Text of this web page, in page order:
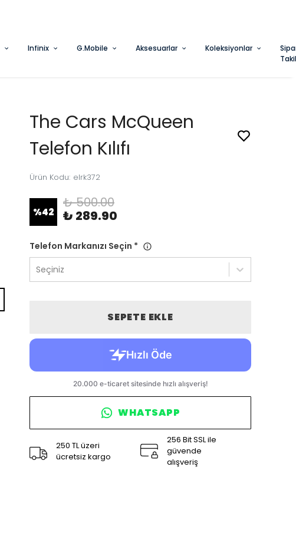
Infinix G.Mobile Aksesuarlar Koleksiyonlar
The Cars McQueen
Telefon Kılıfı
Ürün Kodu: elrk372
%42
₺ 500.00
₺ 289.90
Telefon Markanızı Seçin *
Seçiniz
SEPETE EKLE
WHATSAPP
250 TL üzeri
ücretsiz kargo
256 Bit SSL ile
güvende
alışveriş